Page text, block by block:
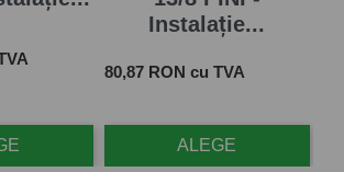
Instalație...
Pret
80,87 RON cu TVA
ALEGE